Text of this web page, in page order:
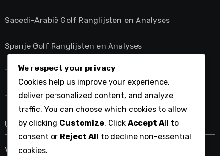
Saoedi-Arabië Golf Ranglijsten en Analyses
Spanje Golf Ranglijsten en Analyses
Thailand Golf Rankings en Analytics
Tsjechische Golf Ranglijsten en Analyses
US Golf Ranglijsten en Course Analytics
Vietnam Golf Rankings en Analytics
We respect your privacy
Cookies help us improve your experience,
deliver personalized content, and analyze
traffic. You can choose which cookies to allow
by clicking Customize. Click Accept All to
consent or Reject All to decline non-essential
cookies.